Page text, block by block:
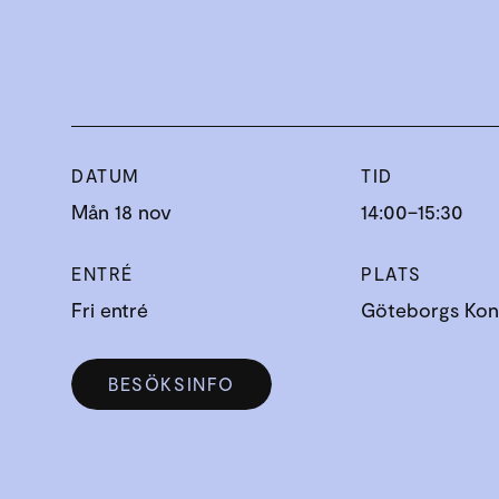
DATUM
Mån 18 nov
TID
14:00–15:30
ENTRÉ
Fri entré
PLATS
Göteborgs
BESÖKSINFO